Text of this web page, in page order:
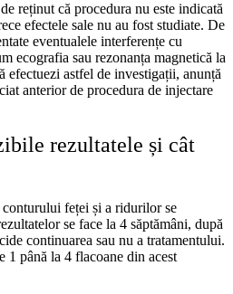
reținut că procedura nu este indicată
efectele sale nu au fost studiate. De
eventualele interferențe cu
ecografia sau rezonanța magnetică la
efectuezi astfel de investigații, anunță
anterior de procedura de injectare
rezultatele și cât
feței și a ridurilor se
se face la 4 săptămâni, după
continuarea sau nu a tratamentului.
1 până la 4 flacoane din acest